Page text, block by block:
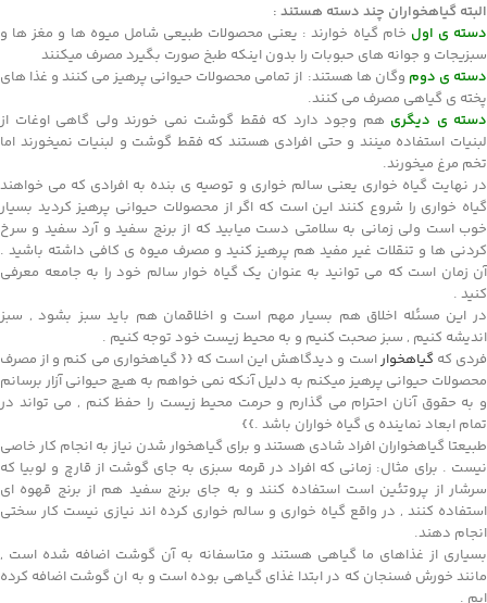
البته گیاهخواران چند دسته هستند :
دسته ی اول خام گیاه خوارند : یعنی محصولات طبیعی شامل میوه ها و مغز ها و
سبزیجات و جوانه های حبوبات را بدون اینکه طبخ صورت بگیرد مصرف میکنند
دسته ی دوم وگان ها هستند: از تمامی محصولات حیوانی پرهیز می کنند و غذا های
پخته ی گیاهی مصرف می کنند.
دسته ی دیگری هم وجود دارد که فقط گوشت نمی خورند ولی گاهی اوغات از
لبنیات استفاده مینند و حتی افرادی هستند که فقط گوشت و لبنیات نمیخورند اما
تخم مرغ میخورند.
در نهایت گیاه خواری یعنی سالم خواری و توصیه ی بنده به افرادی که می خواهند
گیاه خواری را شروع کنند این است که اگر از محصولات حیوانی پرهیز کردید بسیار
خوب است ولی زمانی به سلامتی دست میابید که از برنج سفید و آرد سفید و سرخ
کردنی ها و تنقلات غیر مفید هم پرهیز کنید و مصرف میوه ی کافی داشته باشید .
آن زمان است که می توانید به عنوان یک گیاه خوار سالم خود را به جامعه معرفی
کنید .
در این مسئله اخلاق هم بسیار مهم است و اخلاقمان هم باید سبز بشود , سبز
اندیشه کنیم , سبز صحبت کنیم و به محیط زیست خود توجه کنیم .
فردی که گیاهخواراست و دیدگاهش این است که {{ گیاهخواری می کنم و از مصرف
محصولات حیوانی پرهیز میکنم به دلیل آنکه نمی خواهم به هیچ حیوانی آزار برسانم
و به حقوق آنان احترام می گذارم و حرمت محیط زیست را حفظ کنم , می تواند در
تمام ابعاد نماینده ی گیاه خواران باشد .}}
طبیعتا گیاهخواران افراد شادی هستند و برای گیاهخوار شدن نیاز به انجام کار خاصی
نیست . برای مثال: زمانی که افراد در قرمه سبزی به جای گوشت از قارچ و لوبیا که
سرشار از پروتئین است استفاده کنند و به جای برنج سفید هم از برنج قهوه ای
استفاده کنند , در واقع گیاه خواری و سالم خواری کرده اند نیازی نیست کار سختی
انجام دهند.
بسیاری از غذاهای ما گیاهی هستند و متاسفانه به آن گوشت اضافه شده است ,
مانند خورش فسنجان که در ابتدا غذای گیاهی بوده است و به ان گوشت اضافه کرده
ایم .